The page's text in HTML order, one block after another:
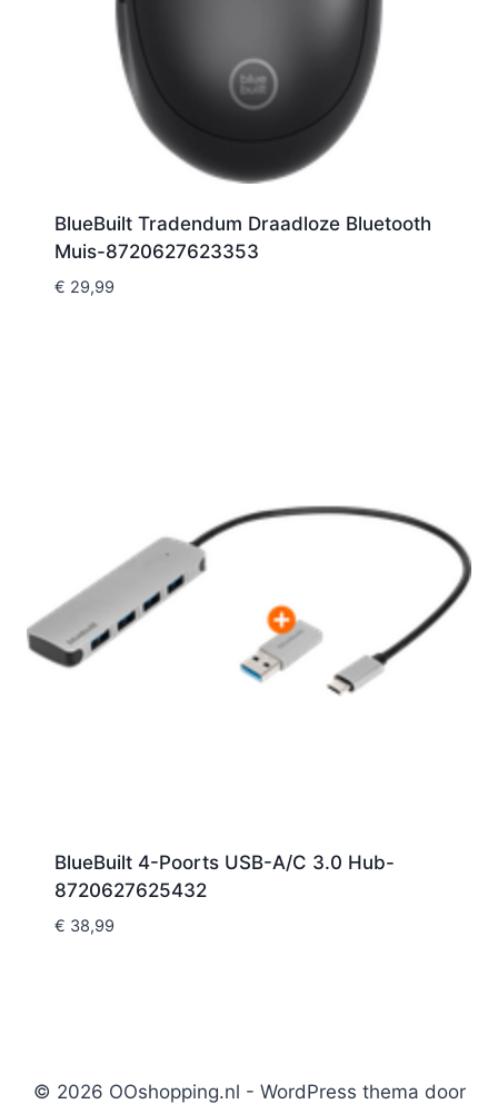
BlueBuilt Tradendum Draadloze Bluetooth
Muis-8720627623353
€ 29,99
BlueBuilt 4-Poorts USB-A/C 3.0 Hub-
8720627625432
€ 38,99
© 2026 OOshopping.nl - WordPress thema door